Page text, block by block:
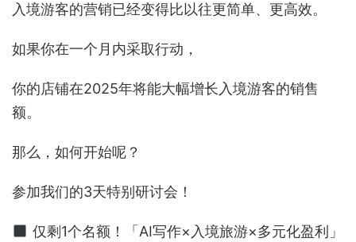
入境游客的营销已经变得比以往更简单、更高效。
如果你在一个月内采取行动，
你的店铺在2025年将能大幅增长入境游客的销售
额。
那么，如何开始呢？
参加我们的3天特别研讨会！
仅剩1个名额！「AI写作×入境旅游×多元化盈利」